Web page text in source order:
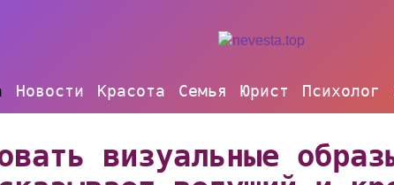
Новости Красота Семья Юрист Психолог
визуальные